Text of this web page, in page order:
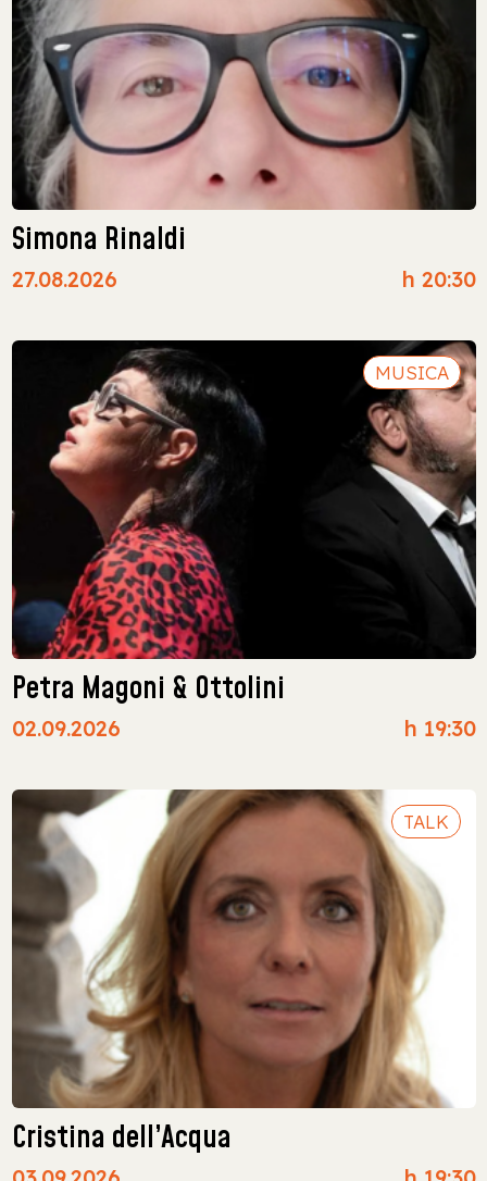
Simona Rinaldi
27.08.2026 h 20:30
MUSICA
Petra Magoni & Ottolini
02.09.2026 h 19:30
TALK
Cristina dell’Acqua